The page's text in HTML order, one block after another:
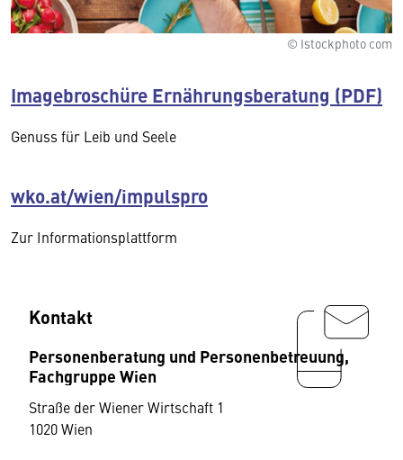
© Istockphoto com
Imagebroschüre Ernährungsberatung (PDF)
Genuss für Leib und Seele
wko.at/wien/impulspro
Zur Informationsplattform
Kontakt
Personenberatung und Personenbetreuung,
Fachgruppe Wien
Straße der Wiener Wirtschaft 1
1020 Wien